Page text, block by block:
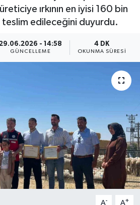
ırkının en iyisi 160 bin
teslim edileceğini duyurdu.
- 14:58
GÜNCELLEME
4 DK
OKUNMA SÜRESI
A- A+